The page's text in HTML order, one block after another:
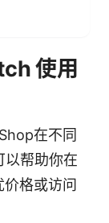
使用
在不同
以帮助你在
价格或访问